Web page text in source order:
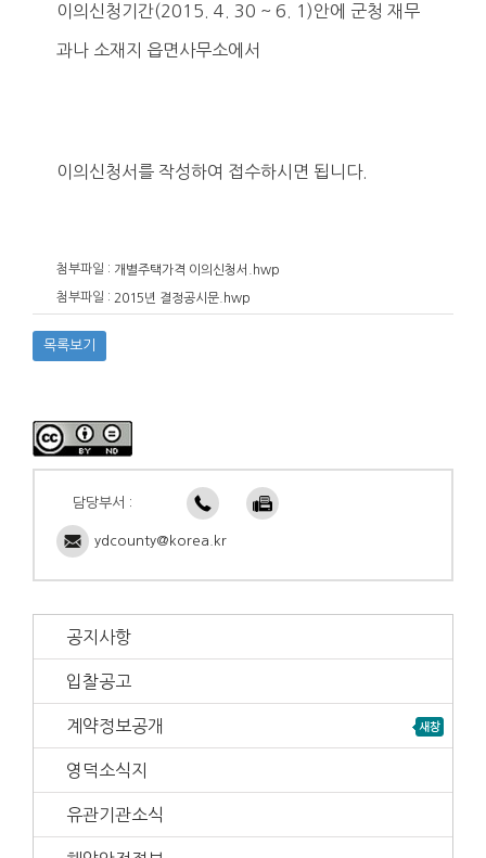
이의신청기간(2015. 4. 30 ~ 6. 1)안에 군청 재무
과나 소재지 읍면사무소에서
이의신청서를 작성하여 접수하시면 됩니다.
첨부파일 : 개별주택가격 이의신청서.hwp
첨부파일 : 2015년 결정공시문.hwp
목록보기
담당부서 :
ydcounty@korea.kr
공지사항
입찰공고
계약정보공개
영덕소식지
유관기관소식